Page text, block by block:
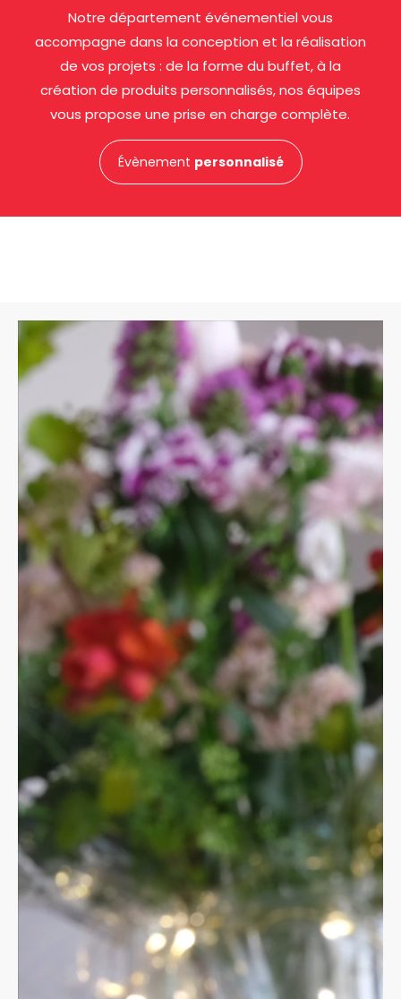
Notre département événementiel vous
accompagne dans la conception et la réalisation
de vos projets : de la forme du buffet, à la
création de produits personnalisés, nos équipes
vous propose une prise en charge complète.
Évènement personnalisé